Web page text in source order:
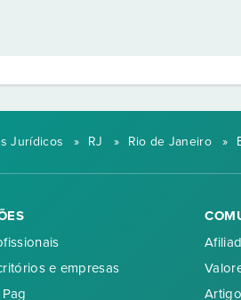
Jurídicos » RJ » Rio de Janeiro »
e empresas